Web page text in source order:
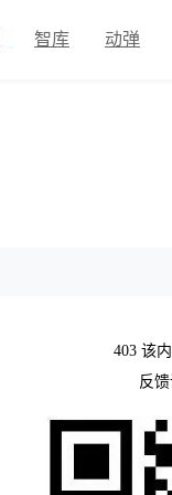
智库 动弹
403 该
反